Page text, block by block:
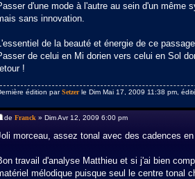
d'une mode à l'autre au sein d'un même
sans innovation.
de la beauté et énergie de ce
de celui en Mi dorien vers celui en Sol
!
édition parSetzerle Dim Mai 17, 2009 11:38 pm,
deFranck » Dim Avr 12, 2009 6:00 pm
morceau, assez tonal avec des cadences
travail d'analyse Matthieu et si j'ai bien
mélodique puisque seul le centre tonal